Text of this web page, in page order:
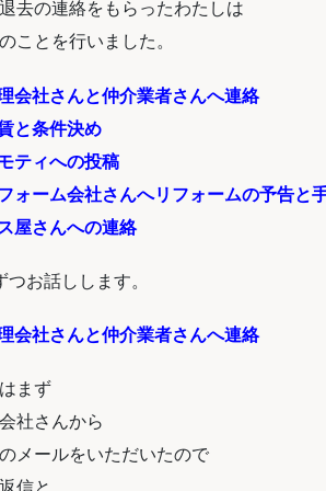
去の連絡をもらったわたしは
ことを行いました。
会社さんと仲介業者さんへ連絡
と条件決め
ティへの投稿
ォーム会社さんへリフォームの予告と
屋さんへの連絡
つお話しします。
会社さんと仲介業者さんへ連絡
まず
社さんから
メールをいただいたので